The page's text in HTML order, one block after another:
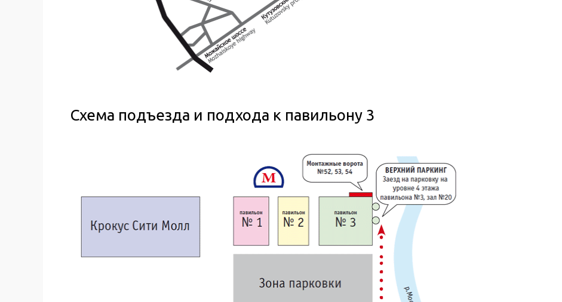
Схема подъезда и подхода к павильону 3